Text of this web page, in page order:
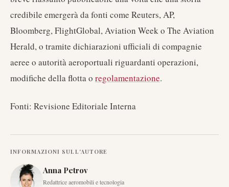
credibile emergerà da fonti come Reuters, AP,
Bloomberg, FlightGlobal, Aviation Week o The Aviation
Herald, o tramite dichiarazioni ufficiali di compagnie
aeree o autorità aeroportuali riguardanti operazioni,
modifiche della flotta o regolamentazione.
Fonti: Revisione Editoriale Interna
INFORMAZIONI SULL'AUTORE
Anna Petrov
Redattrice aeromobili e tecnologia